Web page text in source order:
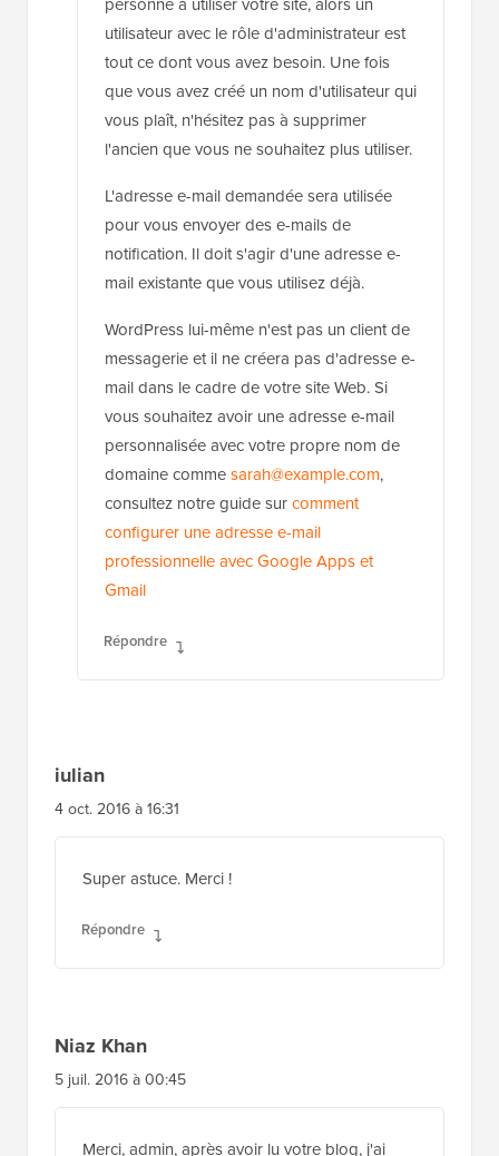
utilisateur avec le rôle d'administrateur est
tout ce dont vous avez besoin. Une fois
que vous avez créé un nom d'utilisateur qui
vous plaît, n'hésitez pas à supprimer
l'ancien que vous ne souhaitez plus utiliser.
L'adresse e-mail demandée sera utilisée
pour vous envoyer des e-mails de
notification. Il doit s'agir d'une adresse e-
mail existante que vous utilisez déjà.
WordPress lui-même n'est pas un client de
messagerie et il ne créera pas d'adresse e-
mail dans le cadre de votre site Web. Si
vous souhaitez avoir une adresse e-mail
personnalisée avec votre propre nom de
domaine commesarah@example.com,
consultez notre guide surcomment
configurer une adresse e-mail
professionnelle avec Google Apps et
Gmail
Répondre
iulian
4 oct. 2016 à 16:31
Super astuce. Merci !
Répondre
Niaz Khan
5 juil. 2016 à 00:45
Merci, admin, après avoir lu votre blog, j'ai